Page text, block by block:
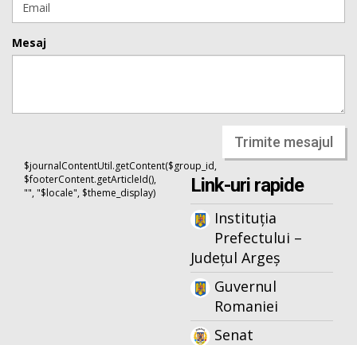
Mesaj
Trimite mesajul
$journalContentUtil.getContent($group_id,
$footerContent.getArticleId(),
"", "$locale", $theme_display)
Link-uri rapide
Instituția
Prefectului –
Județul Argeș
Guvernul
Romaniei
Senat